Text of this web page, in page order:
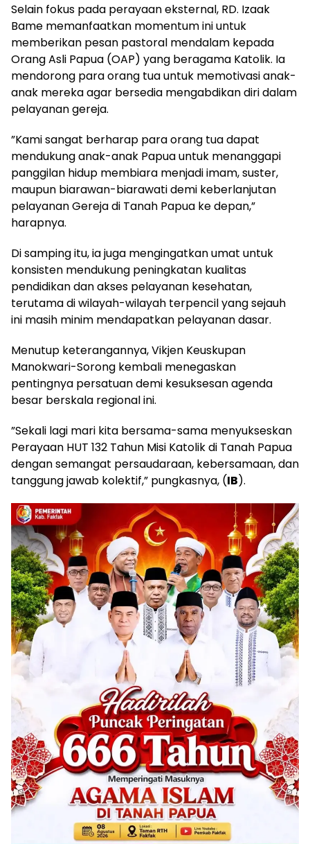
​Selain fokus pada perayaan eksternal, RD. Izaak
Bame memanfaatkan momentum ini untuk
memberikan pesan pastoral mendalam kepada
Orang Asli Papua (OAP) yang beragama Katolik. Ia
mendorong para orang tua untuk memotivasi anak-
anak mereka agar bersedia mengabdikan diri dalam
pelayanan gereja.
​”Kami sangat berharap para orang tua dapat
mendukung anak-anak Papua untuk menanggapi
panggilan hidup membiara menjadi imam, suster,
maupun biarawan-biarawati demi keberlanjutan
pelayanan Gereja di Tanah Papua ke depan,”
harapnya.
​Di samping itu, ia juga mengingatkan umat untuk
konsisten mendukung peningkatan kualitas
pendidikan dan akses pelayanan kesehatan,
terutama di wilayah-wilayah terpencil yang sejauh
ini masih minim mendapatkan pelayanan dasar.
​Menutup keterangannya, Vikjen Keuskupan
Manokwari-Sorong kembali menegaskan
pentingnya persatuan demi kesuksesan agenda
besar berskala regional ini.
​”Sekali lagi mari kita bersama-sama menyukseskan
Perayaan HUT 132 Tahun Misi Katolik di Tanah Papua
dengan semangat persaudaraan, kebersamaan, dan
tanggung jawab kolektif,” pungkasnya, (IB).